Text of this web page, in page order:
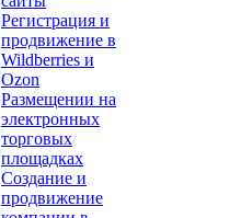
Регистрация и
продвижение в
Wildberries и
Ozon
Размещении на
электронных
торговых
площадках
Создание и
продвижение